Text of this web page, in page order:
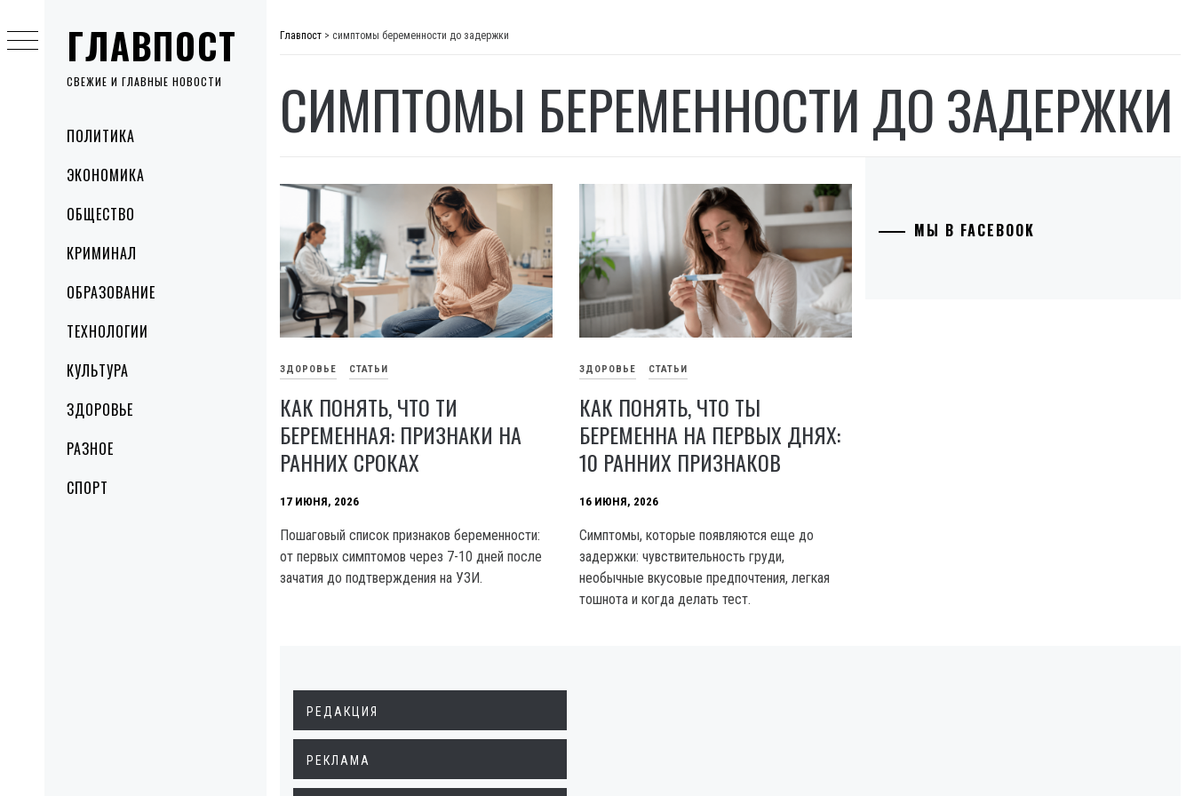
ГЛАВПОСТ
СВЕЖИЕ И ГЛАВНЫЕ НОВОСТИ
MenuПОЛИТИКА
ЭКОНОМИКА
ОБЩЕСТВО
КРИМИНАЛ
ОБРАЗОВАНИЕ
ТЕХНОЛОГИИ
КУЛЬТУРА
ЗДОРОВЬЕ
РАЗНОЕ
СПОРТ
to
content
Главпост > симптомы беременности до задержки
СИМПТОМЫ БЕРЕМЕННОСТИ ДО ЗАДЕРЖКИ
ЗДОРОВЬЕ СТАТЬИ
КАК ПОНЯТЬ, ЧТО ТИ
БЕРЕМЕННАЯ: ПРИЗНАКИ НА
РАННИХ СРОКАХ
17 ИЮНЯ, 2026
Пошаговый список признаков беременности:
от первых симптомов через 7-10 дней после
зачатия до подтверждения на УЗИ.
ЗДОРОВЬЕ СТАТЬИ
КАК ПОНЯТЬ, ЧТО ТЫ
БЕРЕМЕННА НА ПЕРВЫХ ДНЯХ:
10 РАННИХ ПРИЗНАКОВ
16 ИЮНЯ, 2026
Симптомы, которые появляются еще до
задержки: чувствительность груди,
необычные вкусовые предпочтения, легкая
тошнота и когда делать тест.
МЫ В FACEBOOK
РЕДАКЦИЯ
РЕКЛАМА